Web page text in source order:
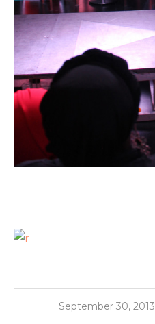
September 30, 2013